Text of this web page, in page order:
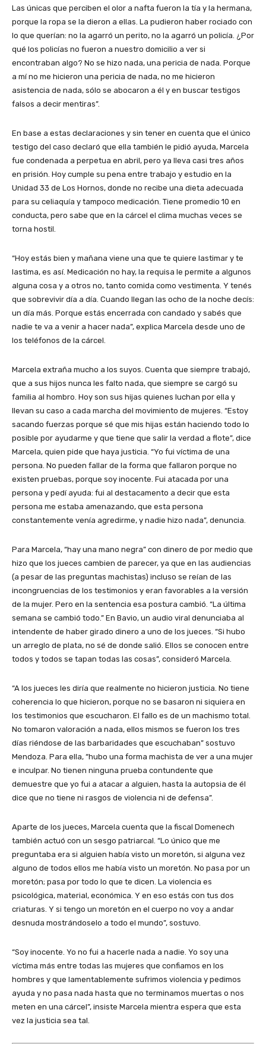
Las únicas que perciben el olor a nafta fueron la tía y la hermana,
porque la ropa se la dieron a ellas. La pudieron haber rociado con
lo que querían: no la agarró un perito, no la agarró un policía. ¿Por
qué los policías no fueron a nuestro domicilio a ver si
encontraban algo? No se hizo nada, una pericia de nada. Porque
a mí no me hicieron una pericia de nada, no me hicieron
asistencia de nada, sólo se abocaron a él y en buscar testigos
falsos a decir mentiras”.
En base a estas declaraciones y sin tener en cuenta que el único
testigo del caso declaró que ella también le pidió ayuda, Marcela
fue condenada a perpetua en abril, pero ya lleva casi tres años
en prisión. Hoy cumple su pena entre trabajo y estudio en la
Unidad 33 de Los Hornos, donde no recibe una dieta adecuada
para su celiaquía y tampoco medicación. Tiene promedio 10 en
conducta, pero sabe que en la cárcel el clima muchas veces se
torna hostil.
“Hoy estás bien y mañana viene una que te quiere lastimar y te
lastima, es así. Medicación no hay, la requisa le permite a algunos
alguna cosa y a otros no, tanto comida como vestimenta. Y tenés
que sobrevivir día a día. Cuando llegan las ocho de la noche decís:
un día más. Porque estás encerrada con candado y sabés que
nadie te va a venir a hacer nada”, explica Marcela desde uno de
los teléfonos de la cárcel.
Marcela extraña mucho a los suyos. Cuenta que siempre trabajó,
que a sus hijos nunca les falto nada, que siempre se cargó su
familia al hombro. Hoy son sus hijas quienes luchan por ella y
llevan su caso a cada marcha del movimiento de mujeres. “Estoy
sacando fuerzas porque sé que mis hijas están haciendo todo lo
posible por ayudarme y que tiene que salir la verdad a flote”, dice
Marcela, quien pide que haya justicia. “Yo fui víctima de una
persona. No pueden fallar de la forma que fallaron porque no
existen pruebas, porque soy inocente. Fui atacada por una
persona y pedí ayuda: fui al destacamento a decir que esta
persona me estaba amenazando, que esta persona
constantemente venía agredirme, y nadie hizo nada”, denuncia.
Para Marcela, “hay una mano negra” con dinero de por medio que
hizo que los jueces cambien de parecer, ya que en las audiencias
(a pesar de las preguntas machistas) incluso se reían de las
incongruencias de los testimonios y eran favorables a la versión
de la mujer. Pero en la sentencia esa postura cambió. “La última
semana se cambió todo.” En Bavio, un audio viral denunciaba al
intendente de haber girado dinero a uno de los jueces. “Si hubo
un arreglo de plata, no sé de donde salió. Ellos se conocen entre
todos y todos se tapan todas las cosas”, consideró Marcela.
“A los jueces les diría que realmente no hicieron justicia. No tiene
coherencia lo que hicieron, porque no se basaron ni siquiera en
los testimonios que escucharon. El fallo es de un machismo total.
No tomaron valoración a nada, ellos mismos se fueron los tres
días riéndose de las barbaridades que escuchaban” sostuvo
Mendoza. Para ella, “hubo una forma machista de ver a una mujer
e inculpar. No tienen ninguna prueba contundente que
demuestre que yo fui a atacar a alguien, hasta la autopsia de él
dice que no tiene ni rasgos de violencia ni de defensa”.
Aparte de los jueces, Marcela cuenta que la fiscal Domenech
también actuó con un sesgo patriarcal. “Lo único que me
preguntaba era si alguien había visto un moretón, si alguna vez
alguno de todos ellos me había visto un moretón. No pasa por un
moretón; pasa por todo lo que te dicen. La violencia es
psicológica, material, económica. Y en eso estás con tus dos
criaturas. Y si tengo un moretón en el cuerpo no voy a andar
desnuda mostrándoselo a todo el mundo”, sostuvo.
“Soy inocente. Yo no fui a hacerle nada a nadie. Yo soy una
víctima más entre todas las mujeres que confiamos en los
hombres y que lamentablemente sufrimos violencia y pedimos
ayuda y no pasa nada hasta que no terminamos muertas o nos
meten en una cárcel”, insiste Marcela mientra espera que esta
vez la justicia sea tal.